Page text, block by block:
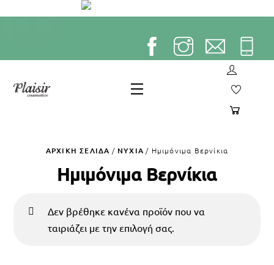
Menu
ΑΡΧΙΚΉ ΣΕΛΊΔΑ / ΝΥΧΙΑ / Ημιμόνιμα Βερνίκια
Ημιμόνιμα Βερνίκια
Δεν βρέθηκε κανένα προϊόν που να
ταιριάζει με την επιλογή σας.